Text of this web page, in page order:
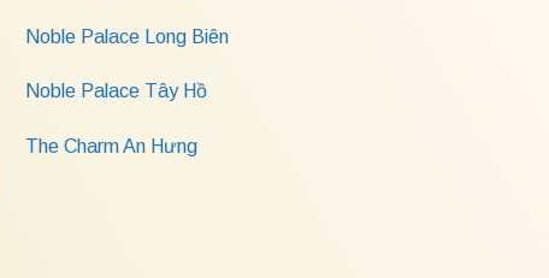
Noble Palace Long Biên
Noble Palace Tây Hồ
The Charm An Hưng